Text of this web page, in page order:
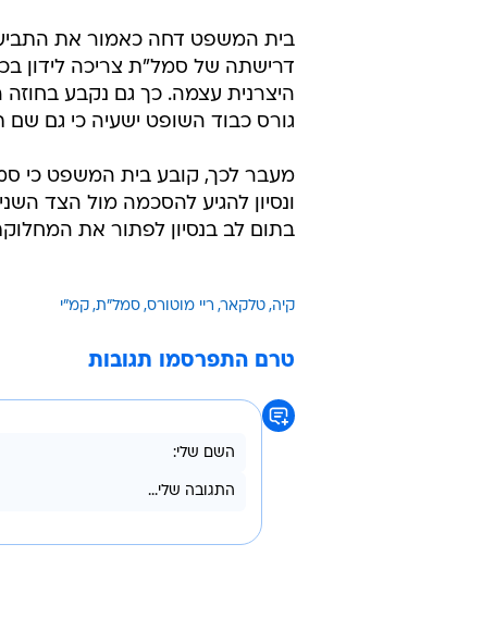
בית המשפט דחה כאמור את
דרישתה של סמל"ת צריכה לידון
היצרנית עצמה. כך גם נקבע
גורס כבוד השופט ישעיה כי גם
מעבר לכך, קובע בית המשפט כי
ונסיון להגיע להסכמה מול הצד
בתום לב בנסיון לפתור את
קיה טלקאר ריי מוטורס סמל"ת קמ"י
טרם התפרסמו תגובות